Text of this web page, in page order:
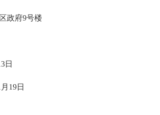
政府9号楼
日
19日